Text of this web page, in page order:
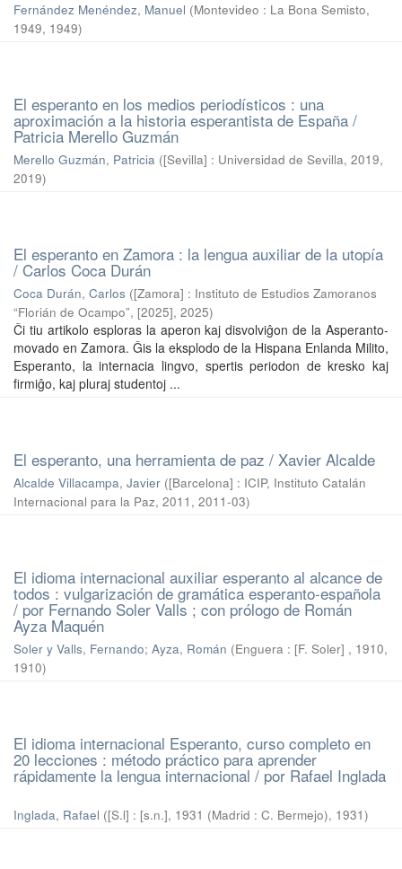
Fernández Menéndez, Manuel (Montevideo : La Bona Semisto,
1949, 1949)
El esperanto en los medios periodísticos : una
aproximación a la historia esperantista de España /
Patricia Merello Guzmán
Merello Guzmán, Patricia ([Sevilla] : Universidad de Sevilla, 2019,
2019)
El esperanto en Zamora : la lengua auxiliar de la utopía
/ Carlos Coca Durán
Coca Durán, Carlos ([Zamora] : Instituto de Estudios Zamoranos
“Florián de Ocampo”, [2025], 2025)
Ĉi tiu artikolo esploras la aperon kaj disvolviĝon de la Asperanto-
movado en Zamora. Ĝis la eksplodo de la Hispana Enlanda Milito,
Esperanto, la internacia lingvo, spertis periodon de kresko kaj
firmiĝo, kaj pluraj studentoj ...
El esperanto, una herramienta de paz / Xavier Alcalde
Alcalde Villacampa, Javier ([Barcelona] : ICIP, Instituto Catalán
Internacional para la Paz, 2011 , 2011-03)
El idioma internacional auxiliar esperanto al alcance de
todos : vulgarización de gramática esperanto-española
/ por Fernando Soler Valls ; con prólogo de Román
Ayza Maquén
Soler y Valls, Fernando; Ayza, Román (Enguera : [F. Soler] , 1910,
1910)
El idioma internacional Esperanto, curso completo en
20 lecciones : método práctico para aprender
rápidamente la lengua internacional / por Rafael Inglada
Inglada, Rafael ([S.l] : [s.n.], 1931 (Madrid : C. Bermejo), 1931)